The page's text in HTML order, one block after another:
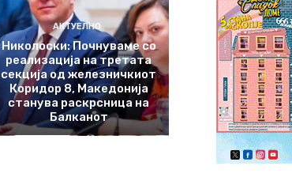
АКТУЕЛНО
Николоски: Почнуваме со
реализација на третата
секција од железничкиот
Коридор 8, Македонија
станува раскрсница на
Балканот